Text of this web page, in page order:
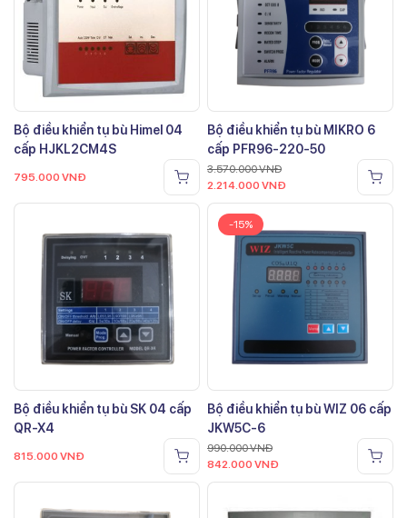
Bộ điều khiển tụ bù Himel 04
cấp HJKL2CM4S
795.000 VNĐ
Bộ điều khiển tụ bù MIKRO 6
cấp PFR96-220-50
3.570.000VNĐ
2.214.000 VNĐ
Bộ điều khiển tụ bù SK 04 cấp
QR-X4
815.000 VNĐ
-15%
Bộ điều khiển tụ bù WIZ 06 cấp
JKW5C-6
990.000VNĐ
842.000 VNĐ